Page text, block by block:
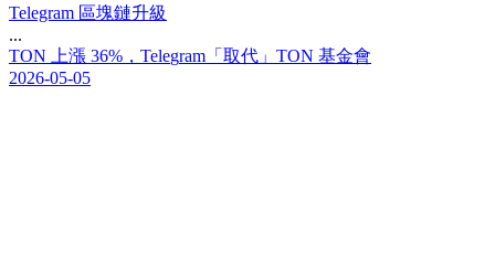
Telegram 區塊鏈升級
...
TON 上漲 36% ， Telegram 「 取代 」 TON 基金會
2026-05-05